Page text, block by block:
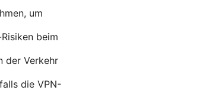
um
beim
der Verkehr
die VPN-